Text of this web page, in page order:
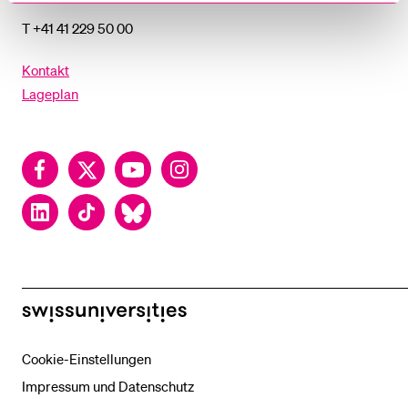
T +41 41 229 50 00
Kontakt
Lageplan
FacebookTwitter YouTubeInstagram
LinkedInTikTok Bluesky
swissuniversities
Cookie-Einstellungen
Impressum und Datenschutz